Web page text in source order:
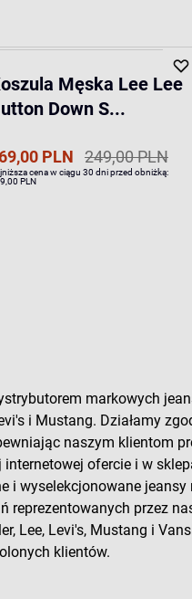
Męska Lee Lee
Down S...
PLN 249,00 PLN
cena w ciągu 30 dni przed obniżką:
PLN
markowych
i Mustang. Działamy
naszym klientom
ofercie i w
i wyselekcjonowane
reprezentowanych przez
Lee, Levi's, Mustang i
klientów.